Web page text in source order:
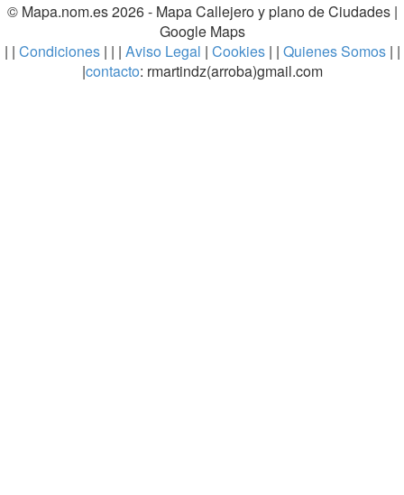
© Mapa.nom.es 2026 - Mapa Callejero y plano de Ciudades|
Google Maps
| | Condiciones| | | Aviso Legal | Cookies | | Quienes Somos | |
|contacto: rmartindz(arroba)gmail.com